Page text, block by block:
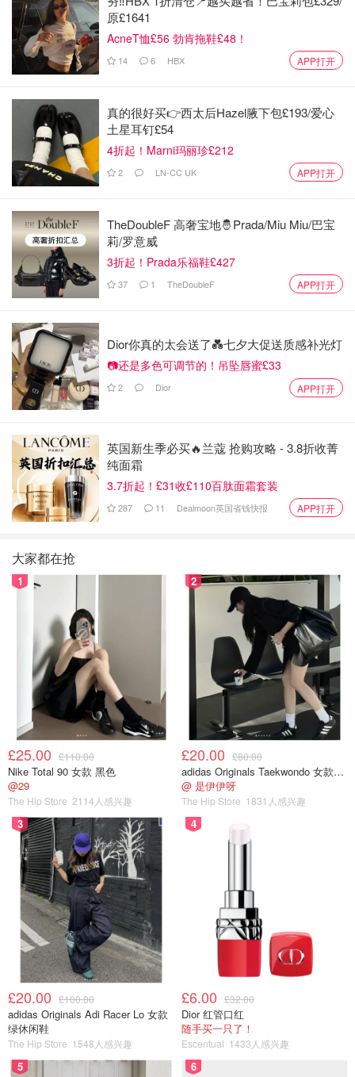
原£1641
AcneT恤£56 勃肯拖鞋£48！
14 6 HBX APP打开
真的很好买👉西太后Hazel腋下包£193/爱心
土星耳钉£54
4折起！Marni玛丽珍£212
2 LN-CC UK APP打开
TheDoubleF 高奢宝地🤴Prada/Miu Miu/巴宝
莉/罗意威
3折起！Prada乐福鞋£427
37 1 TheDoubleF APP打开
Dior你真的太会送了💑七夕大促送质感补光灯
📷还是多色可调节的！吊坠唇蜜£33
2 Dior APP打开
英国新生季必买🔥兰蔻 抢购攻略 - 3.8折收菁
纯面霜
3.7折起！£31收£110百肽面霜套装
287 11 Dealmoon英国省钱快报 APP打开
大家都在抢
1
£25.00 £110.00
Nike Total 90 女款 黑色
@29
The Hip Store 2114人感兴趣
2
£20.00 £80.00
adidas Originals Taekwondo 女款黑色运动鞋
@ 是伊伊呀
The Hip Store 1831人感兴趣
3
£20.00 £100.00
adidas Originals Adi Racer Lo 女款
绿休闲鞋
The Hip Store 1548人感兴趣
4
£6.00 £32.00
Dior 红管口红
随手买一只了！
Escentual 1433人感兴趣
5 6